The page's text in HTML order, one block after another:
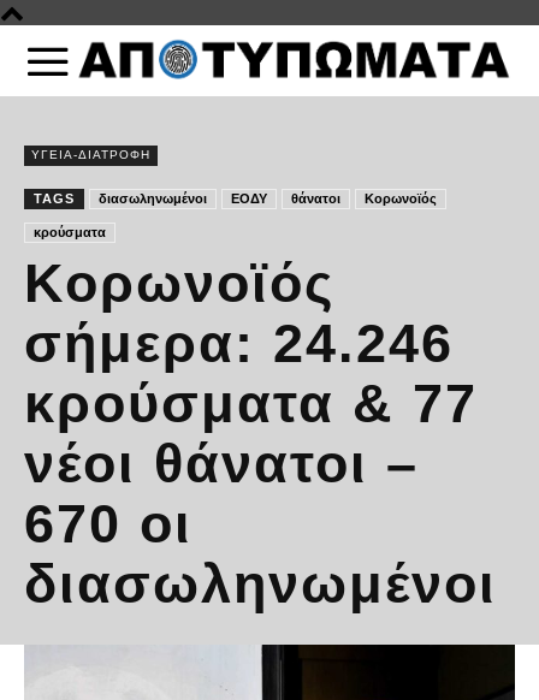
ΥΓΕΙΑ-ΔΙΑΤΡΟΦΗ
TAGS διασωληνωμένοι ΕΟΔΥ θάνατοι Κορωνοϊός
κρούσματα
Κορωνοϊός
σήμερα: 24.246
κρούσματα & 77
νέοι θάνατοι –
670 οι
διασωληνωμένοι